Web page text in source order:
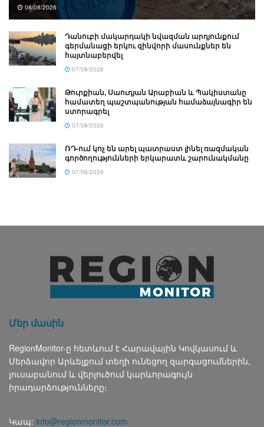
08/08/2026
Դանուբի մակարդակի նվազման արդյունքում
գերմանացի երկու զինվորի մասունքներ են
հայտնաբերվել
07/08/2026
Թուրքիան, Սաուդյան Արաբիան և Պակիստանը
համատեղ պաշտպանության համաձայնագիր են
ստորագրել
07/08/2026
ՌԴ-ում կոչ են արել պատրաստ լինել ռազմական
գործողությունների երկարատև շարունակմանը
07/08/2026
Մեր մասին
RegionMonitor-ը հետևում է Հարավային Կովկասում և
Մերձավոր Արևելքում տեղի ունեցող զարգացումներին,
լուսաբանում և վերլուծում կարևորագույն
իրադարձությունները։
Կապ: info@regionmonitor.com